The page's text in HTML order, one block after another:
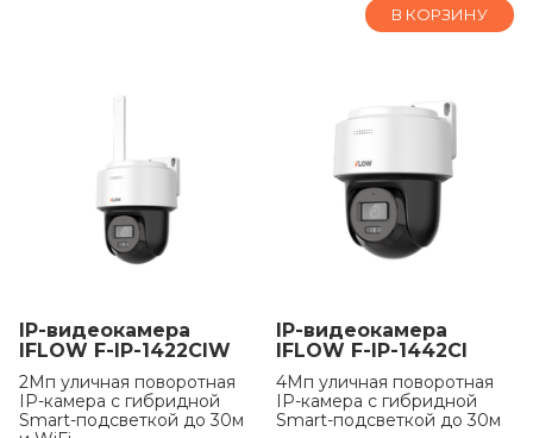
В КОРЗИНУ
IP-видеокамера
IFLOW F-IP-1422CIW
2Мп уличная поворотная
IP-камера с гибридной
Smart-подсветкой до 30м
IP-видеокамера
IFLOW F-IP-1442CI
4Мп уличная поворотная
IP-камера с гибридной
Smart-подсветкой до 30м